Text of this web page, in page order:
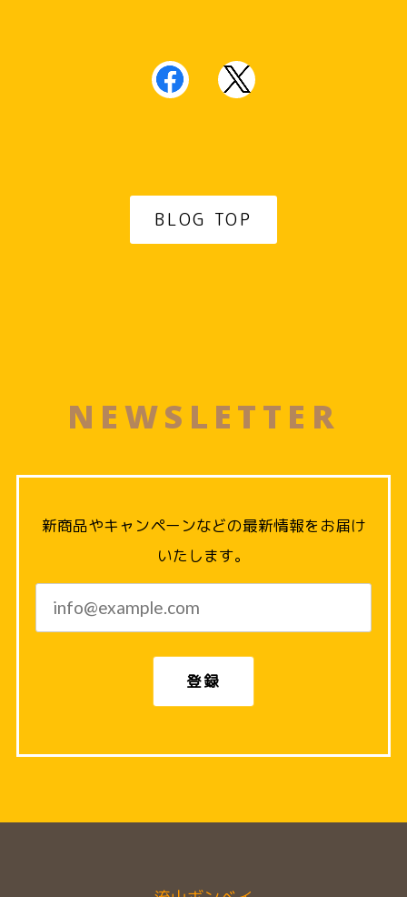
BLOG TOP
NEWSLETTER
新商品やキャンペーンなどの最新情報をお届け
いたします。
登録